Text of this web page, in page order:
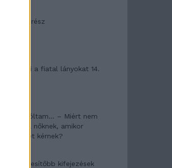
Minka 11. rész
T. szereti a fiatal lányokat 14.
Pedig szóltam… – Miért nem
hiszünk a nőknek, amikor
segítséget kérnek?
A legidegesítőbb kifejezések